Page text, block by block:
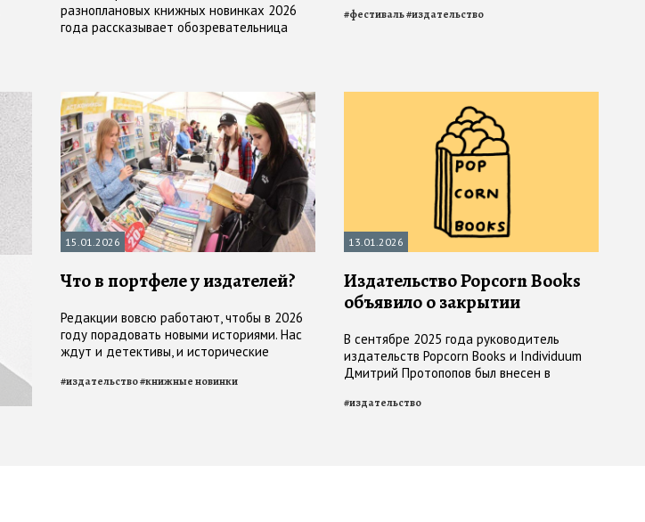
разноплановых книжных новинках 2026
года рассказывает обозревательница
#фестиваль#издательство
15.01.2026
Что в портфеле у издателей?
Редакции вовсю работают, чтобы в 2026
году порадовать новыми историями. Нас
ждут и детективы, и исторические
антироман
#издательство#книжные новинки
13.01.2026
Издательство Popcorn Books
объявило о закрытии
В сентябре 2025 года руководитель
издательств Popcorn Books и Individuum
Дмитрий Протопопов был внесен в
#издательство